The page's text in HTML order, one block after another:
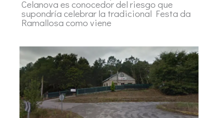
Celanova es conocedor del riesgo que
supondría celebrar la tradicional Festa da
Ramallosa como viene